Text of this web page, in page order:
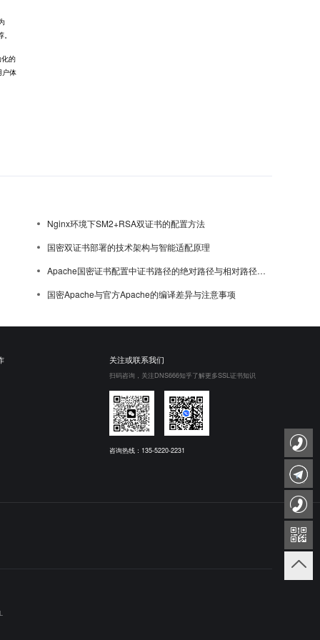
的
户体
Nginx环境下SM2+RSA双证书的配置方法
国密双证书部署的技术架构与智能适配原理
Apache国密证书配置中证书路径的绝对路径与相对路径选择
国密Apache与官方Apache的编译差异与注意事项
关注或联系我们
扫码咨询，关注DNS666知乎了解更多SSL证书知识
咨询热线：135-5220-2231